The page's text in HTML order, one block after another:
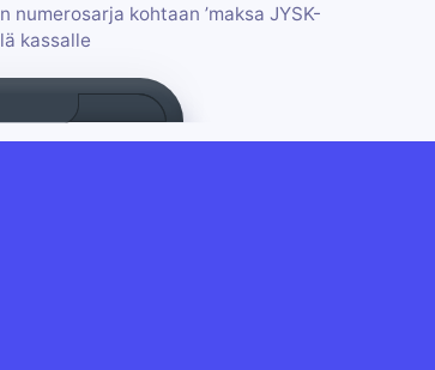
kohtaan ’maksa JYSK-
kassalle